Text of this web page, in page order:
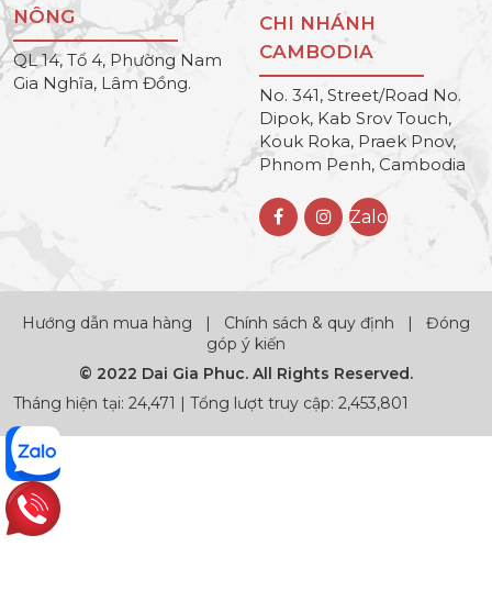
NÔNG
QL 14, Tổ 4, Phường Nam
Gia Nghĩa, Lâm Đồng.
CHI NHÁNH
CAMBODIA
No. 341, Street/Road No.
Dipok, Kab Srov Touch,
Kouk Roka, Praek Pnov,
Phnom Penh, Cambodia
Zalo
Hướng dẫn mua hàng | Chính sách & quy định | Đóng
góp ý kiến
© 2022 Dai Gia Phuc. All Rights Reserved.
Tháng hiện tại: 24,471 | Tổng lượt truy cập: 2,453,801